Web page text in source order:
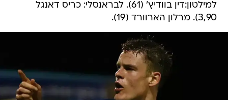
למילטון:דין בוודיץ' (61). לבראנסלי: כריס דאנגל
3,90). מרלון הארוורד (19).